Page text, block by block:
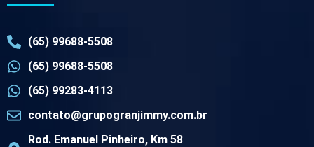
(65) 99688-5508
(65) 99688-5508
(65) 99283-4113
contato@grupogranjimmy.com.br
Rod. Emanuel Pinheiro, Km 58